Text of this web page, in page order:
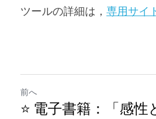
ツールの詳細は， 専用サイ
前へ
⭐️ 電子書籍：「感